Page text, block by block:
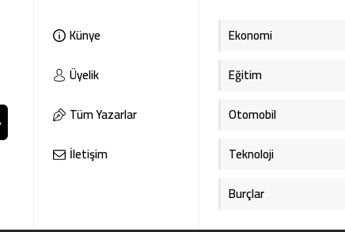
Künye
Üyelik
Tüm Yazarlar
İletişim
Ekonomi
Eğitim
Otomobil
Teknoloji
Burçlar